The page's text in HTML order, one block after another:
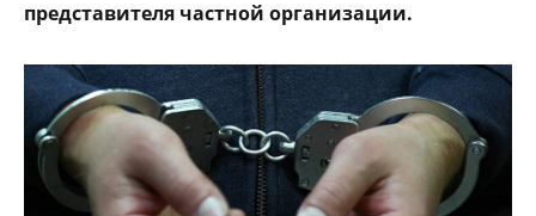
представителя частной организации.